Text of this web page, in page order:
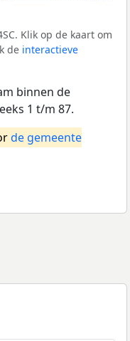
Klik op de kaart om
de interactieve
binnen de
1 t/m 87.
de gemeente